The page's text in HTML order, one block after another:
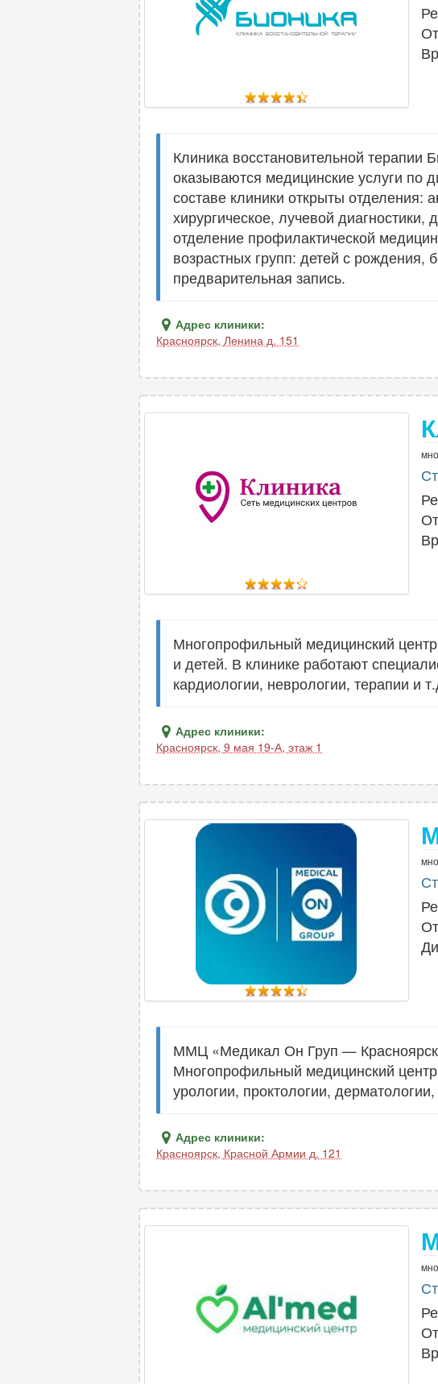
Клиника восстановительной терапии
оказываются медицинские услуги по
составе клиники открыты отделения:
хирургическое, лучевой диагностики,
отделение профилактической
возрастных групп: детей с
предварительная запись.
Адрес клиники:
Красноярск, Ленина д. 151
К
Многопрофильный медицинский
и детей. В клинике работают
кардиологии, неврологии, терапии и
Адрес клиники:
Красноярск, 9 мая 19-А, этаж 1
ММЦ «Медикал Он Груп —
Многопрофильный медицинский
урологии, проктологии,
Адрес клиники:
Красноярск, Красной Армии д. 121